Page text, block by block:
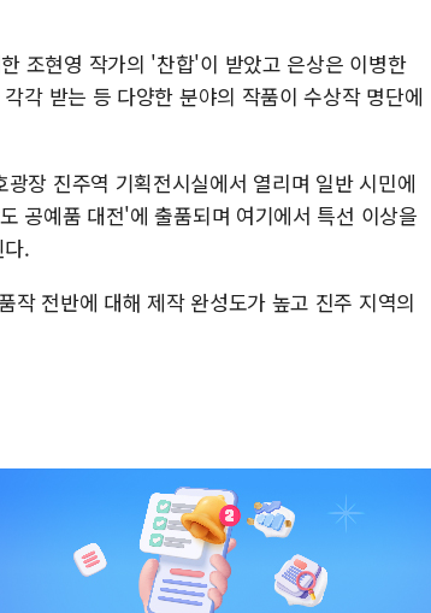
조현영 작가의 '찬합'이 받았고 은상은 이병한
각 받는 등 다양한 분야의 작품이 수상작 명단에
장 진주역 기획전시실에서 열리며 일반 시민에
공예품 대전'에 출품되며 여기에서 특선 이상을
.
전반에 대해 제작 완성도가 높고 진주 지역의